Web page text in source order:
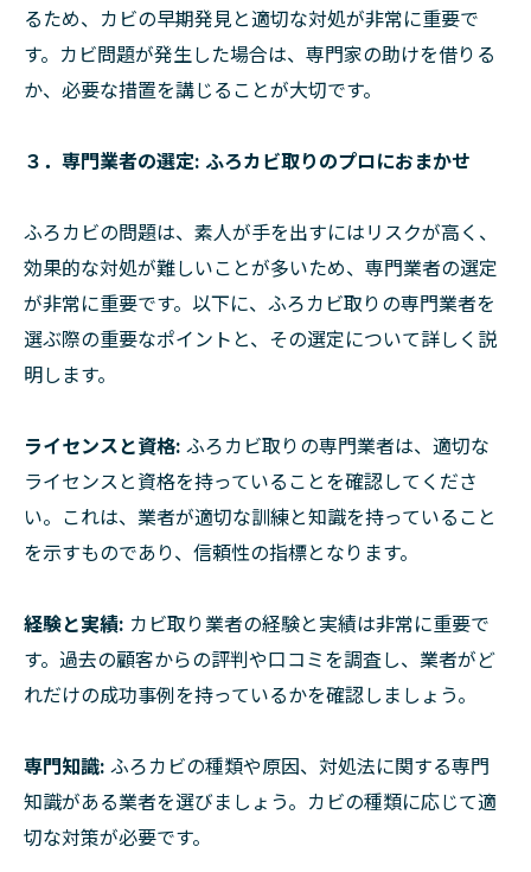
るため、カビの早期発見と適切な対処が非常に重要で
す。カビ問題が発生した場合は、専門家の助けを借りる
か、必要な措置を講じることが大切です。
３．専門業者の選定: ふろカビ取りのプロにおまかせ
ふろカビの問題は、素人が手を出すにはリスクが高く、
効果的な対処が難しいことが多いため、専門業者の選定
が非常に重要です。以下に、ふろカビ取りの専門業者を
選ぶ際の重要なポイントと、その選定について詳しく説
明します。
ライセンスと資格: ふろカビ取りの専門業者は、適切な
ライセンスと資格を持っていることを確認してくださ
い。これは、業者が適切な訓練と知識を持っていること
を示すものであり、信頼性の指標となります。
経験と実績: カビ取り業者の経験と実績は非常に重要で
す。過去の顧客からの評判や口コミを調査し、業者がど
れだけの成功事例を持っているかを確認しましょう。
専門知識: ふろカビの種類や原因、対処法に関する専門
知識がある業者を選びましょう。カビの種類に応じて適
切な対策が必要です。